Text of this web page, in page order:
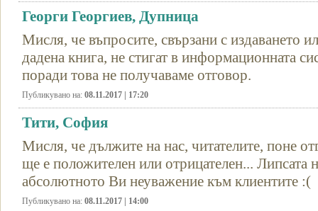
Георги Георгиев, Дупница
Мисля, че въпросите, свързани с издаването
дадена книга, не стигат в информационната
поради това не получаваме отговор.
Публикувано на: 08.11.2017 | 17:20
Тити, София
Мисля, че дължите на нас, читателите, поне
ще е положителен или отрицателен... Липсата
абсолютното Ви неуважение към клиентите :(
Публикувано на: 08.11.2017 | 14:00